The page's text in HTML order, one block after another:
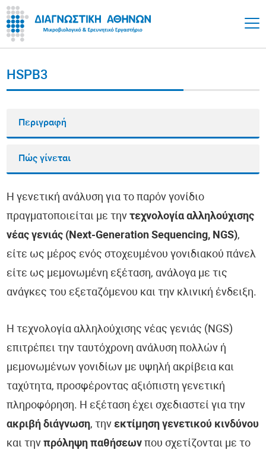
HSPB3
Περιγραφή
Πώς γίνεται
Η γενετική ανάλυση για το παρόν γονίδιο
πραγματοποιείται με τηντεχνολογία αλληλούχισης
νέας γενιάς (Next-Generation Sequencing, NGS),
είτε ως μέρος ενός στοχευμένου γονιδιακού πάνελ
είτε ως μεμονωμένη εξέταση, ανάλογα με τις
ανάγκες του εξεταζόμενου και την κλινική ένδειξη.
Η τεχνολογία αλληλούχισης νέας γενιάς (NGS)
επιτρέπει την ταυτόχρονη ανάλυση πολλών ή
μεμονωμένων γονιδίων με υψηλή ακρίβεια και
ταχύτητα, προσφέροντας αξιόπιστη γενετική
πληροφόρηση. Η εξέταση έχει σχεδιαστεί για την
ακριβή διάγνωση, τηνεκτίμηση γενετικού κινδύνου
και τηνπρόληψη παθήσεων που σχετίζονται με το